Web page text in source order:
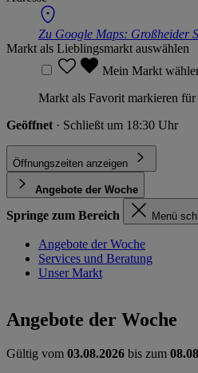
Zu Google Maps: Großheider
Markt als Lieblingsmarkt auswählen
Mein Markt
Markt als Favorit markieren
Geöffnet · Schließt um 18:30 Uhr
Öffnungszeiten anzeigen
Angebote der Woche
Springe zum Bereich Menü
Angebote der Woche
Services und Beratung
Unser Markt
Angebote der Woche
Gültig vom 03.08.2026 bis zum